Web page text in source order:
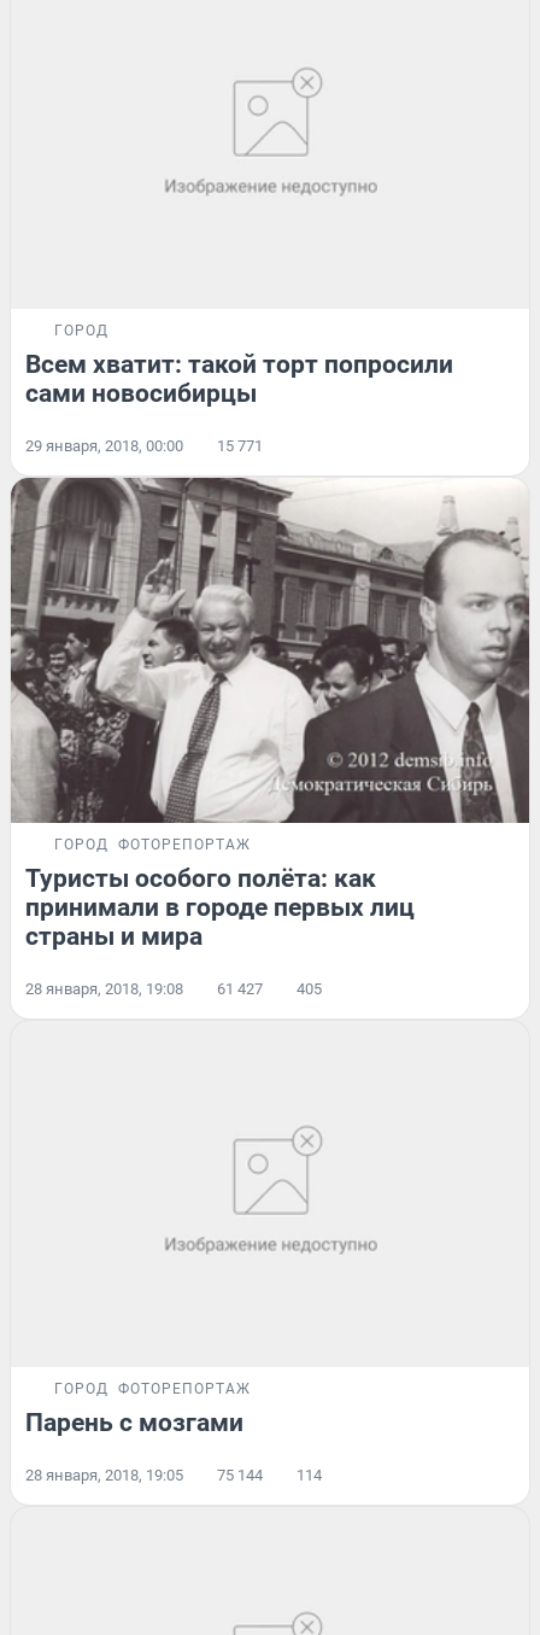
ГОРОД
Всем хватит: такой торт попросили
сами новосибирцы
29 января, 2018, 00:00 15 771
ГОРОД ФОТОРЕПОРТАЖ
Туристы особого полёта: как
принимали в городе первых лиц
страны и мира
28 января, 2018, 19:08 61 427 405
ГОРОД ФОТОРЕПОРТАЖ
Парень с мозгами
28 января, 2018, 19:05 75 144 114